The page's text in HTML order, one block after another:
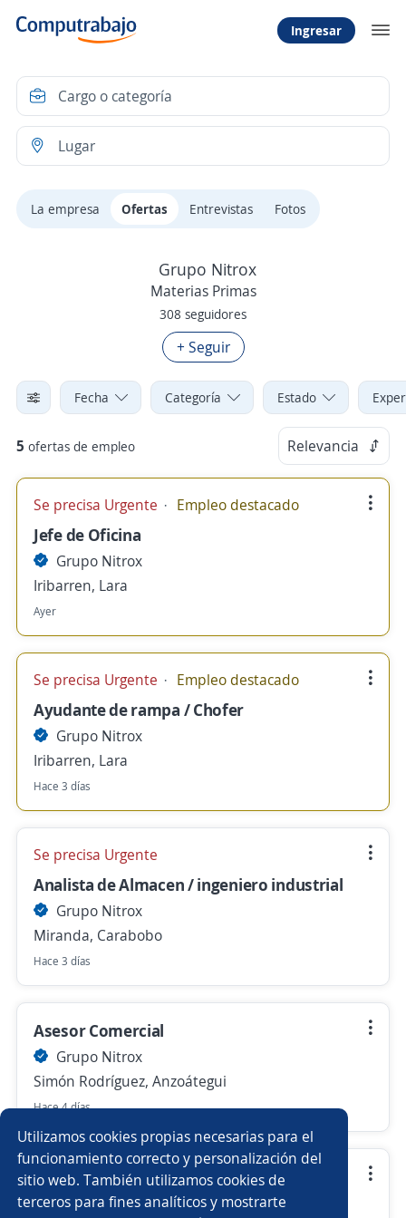
Utilizamos cookies propias necesarias para el
funcionamiento correcto y personalización del
sitio web. También utilizamos cookies de
terceros para fines analíticos y mostrarte
Ingresar
La empresa Ofertas Entrevistas Fotos
Grupo Nitrox
Materias Primas
308 seguidores
+ Seguir
Fecha Categoría Estado
5 ofertas de empleo Relevancia
Se precisa Urgente Empleo destacado
Jefe de Oficina
Grupo Nitrox
Iribarren, Lara
Ayer
Se precisa Urgente Empleo destacado
Ayudante de rampa / Chofer
Grupo Nitrox
Iribarren, Lara
Hace 3 días
Se precisa Urgente
Analista de Almacen / ingeniero industrial
Grupo Nitrox
Miranda, Carabobo
Hace 3 días
Asesor Comercial
Grupo Nitrox
Simón Rodríguez, Anzoátegui
Hace 4 días
Ayudante soldador
Grupo Nitrox